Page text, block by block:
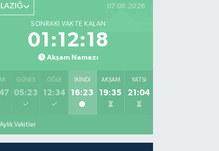
07.08.2026
SONRAKI VAKTE KALAN
01:12:16
Akşam Namazı
GÜNEŞ
05:23
ÖĞLE
12:34
İKINDI
16:23
AKŞAM
19:35
YATSI
21:04
Aylık Vakitler